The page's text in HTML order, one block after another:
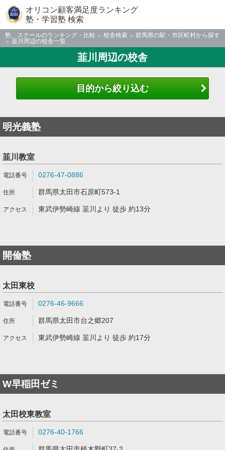
オリコン顧客満足度ランキング
塾・学習塾 検索
塾、スクールのランキング・比較 校舎検索
群馬県の駅・市区町村から探す
韮川周辺の校舎一覧
韮川周辺の校舎
目的から絞り込む
明光義塾
韮川教室
0276-47-0886
群馬県太田市石原町573-1
東武伊勢崎線 韮川より 徒歩 約13分
開倫塾
太田東校
0276-46-9666
群馬県太田市台之郷207
東武伊勢崎線 韮川より 徒歩 約17分
W早稲田ゼミ
太田校東教室
0276-40-1766